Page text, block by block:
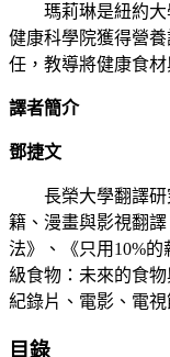
瑪莉琳是紐約大
健康科學院獲得營
任，教導將健康食
譯者簡介
鄧捷文
長榮大學翻譯研
籍、漫畫與影視翻
法》、《只用10%
級食物：未來的食
紀錄片、電影、電視
目錄